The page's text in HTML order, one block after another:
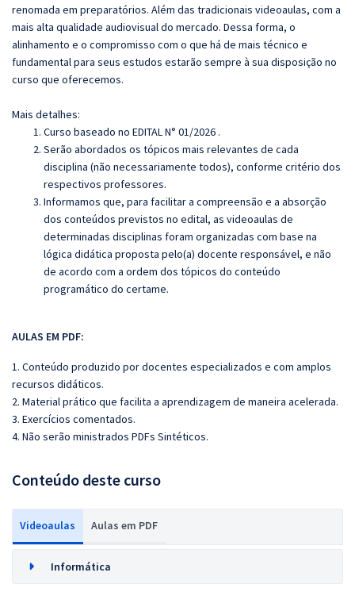
renomada em preparatórios. Além das tradicionais videoaulas, com a
mais alta qualidade audiovisual do mercado. Dessa forma, o
alinhamento e o compromisso com o que há de mais técnico e
fundamental para seus estudos estarão sempre à sua disposição no
curso que oferecemos.
Mais detalhes:
Curso baseado no EDITAL N° 01/2026 .
Serão abordados os tópicos mais relevantes de cada
disciplina (não necessariamente todos), conforme critério dos
respectivos professores.
Informamos que, para facilitar a compreensão e a absorção
dos conteúdos previstos no edital, as videoaulas de
determinadas disciplinas foram organizadas com base na
lógica didática proposta pelo(a) docente responsável, e não
de acordo com a ordem dos tópicos do conteúdo
programático do certame.
AULAS EM PDF:
1. Conteúdo produzido por docentes especializados e com amplos
recursos didáticos.
2. Material prático que facilita a aprendizagem de maneira acelerada.
3. Exercícios comentados.
4. Não serão ministrados PDFs Sintéticos.
Conteúdo deste curso
Videoaulas Aulas em PDF
Informática